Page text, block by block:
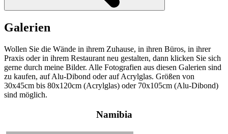
Galerien
Wollen Sie die Wände in ihrem Zuhause, in ihren Büros, in ihrer
Praxis oder in ihrem Restaurant neu gestalten, dann klicken Sie sich
gerne durch meine Bilder. Alle Fotografien aus diesen Galerien sind
zu kaufen, auf Alu-Dibond oder auf Acrylglas. Größen von
30x45cm bis 80x120cm (Acrylglas) oder 70x105cm (Alu-Dibond)
sind möglich.
Namibia